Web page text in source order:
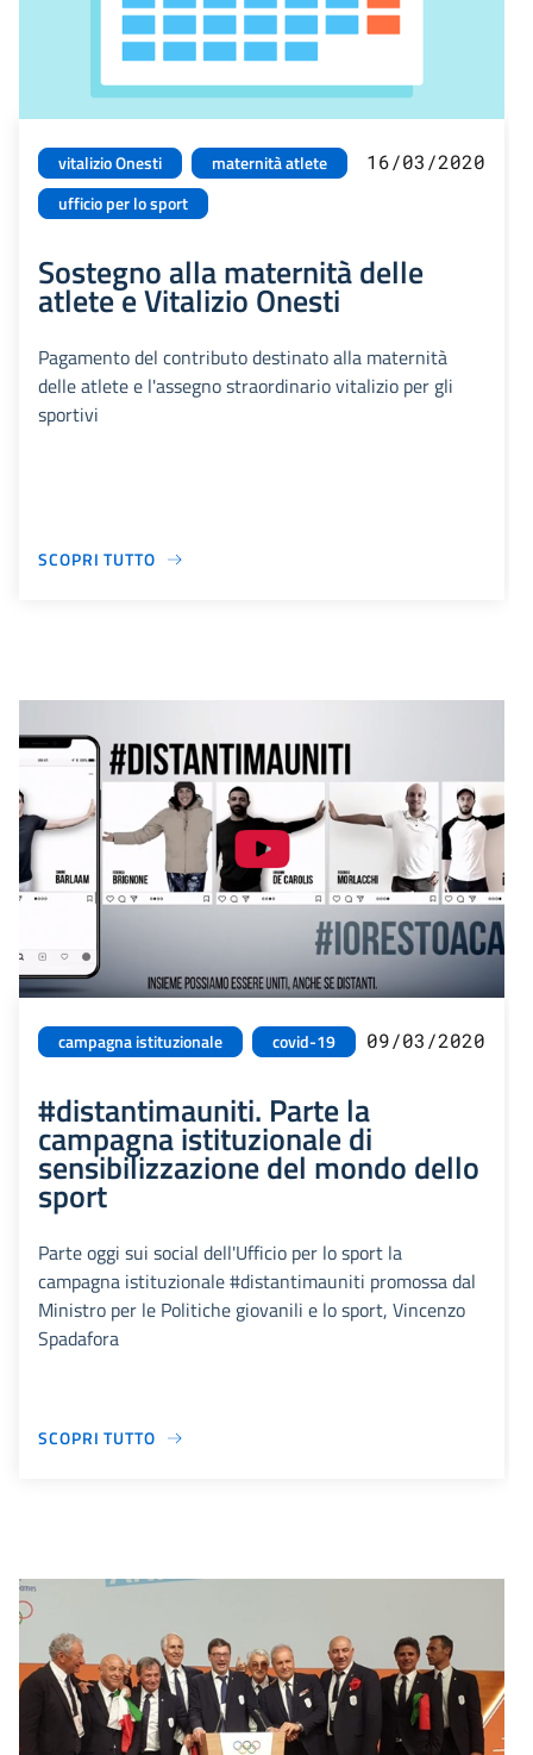
vitalizio Onesti
maternità atlete
ufficio per lo sport
16/03/2020
Sostegno alla maternità delle
atlete e Vitalizio Onesti
Pagamento del contributo destinato alla maternità
delle atlete e l'assegno straordinario vitalizio per gli
sportivi
SCOPRI TUTTO
campagna istituzionale covid-19 09/03/2020
#distantimauniti. Parte la
campagna istituzionale di
sensibilizzazione del mondo dello
sport
Parte oggi sui social dell'Ufficio per lo sport la
campagna istituzionale #distantimauniti promossa dal
Ministro per le Politiche giovanili e lo sport, Vincenzo
Spadafora
SCOPRI TUTTO